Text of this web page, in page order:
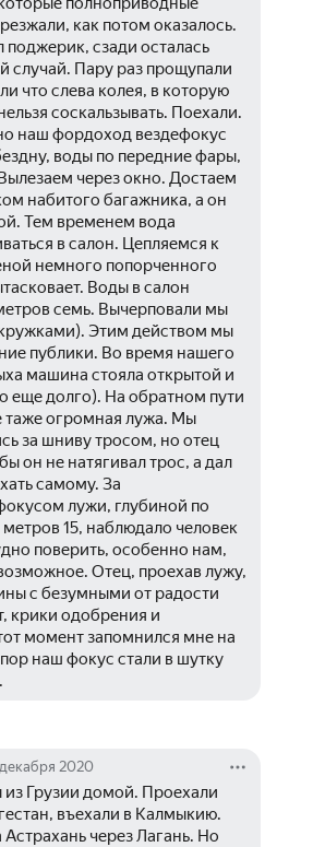
как потом оказалось.
поджерик, сзади осталась
случай. Пару раз прощупали
что слева колея, в которую
соскальзывать. Поехали.
наш фордоход вездефокус
воды по передние фары,
через окно. Достаем
набитого багажника, а он
Тем временем вода
в салон. Цепляемся к
немного попорченного
Воды в салон
семь. Вычерповали мы
Этим действом мы
публики. Во время нашего
машина стояла открытой и
еще долго). На обратном пути
таже огромная лужа. Мы
за шниву тросом, но отец
он не натягивал трос, а дал
самому. За
лужи, глубиной по
15, наблюдало человек
поверить, особенно нам,
Отец, проехав лужу,
с безумными от радости
крики одобрения и
момент запомнился мне на
наш фокус стали в шутку
2020
Грузии домой. Проехали
въехали в Калмыкию.
через Лагань. Но